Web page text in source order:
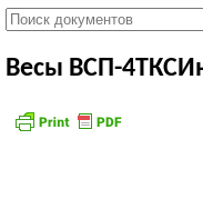
Весы ВСП-